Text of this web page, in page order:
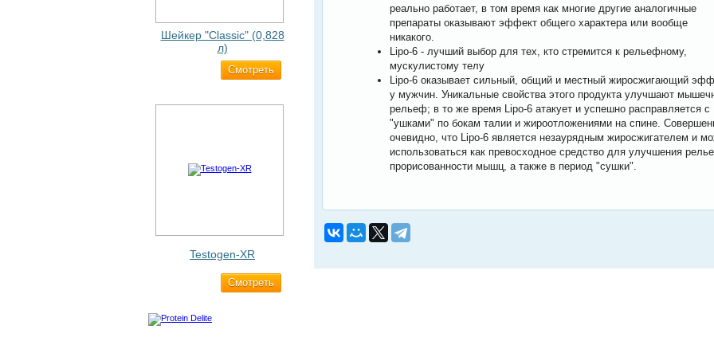
Шейкер "Classic" (0,828
л)
Cмотреть
Testogen-XR
Cмотреть
реально работает, в том время как многие другие аналогичные
препараты оказывают эффект общего характера или вообще
никакого.
Lipo-6 - лучший выбор для тех, кто стремится к рельефному,
мускулистому телу
Lipo-6 оказывает сильный, общий и местный жиросжигающий
у мужчин. Уникальные свойства этого продукта улучшают
рельеф; в то же время Lipo-6 атакует и успешно расправляется с
"ушками" по бокам талии и жироотложениями на спине.
очевидно, что Lipo-6 является незаурядным жиросжигателем и
использоваться как превосходное средство для улучшения
прорисованности мышц, а также в период "сушки".